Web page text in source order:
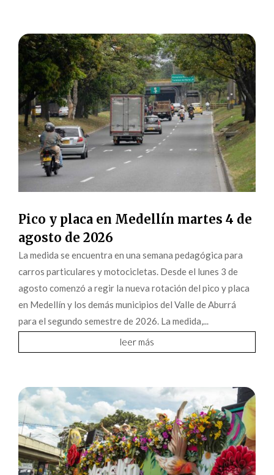
Pico y placa en Medellín martes 4 de
agosto de 2026
La medida se encuentra en una semana pedagógica para
carros particulares y motocicletas. Desde el lunes 3 de
agosto comenzó a regir la nueva rotación del pico y placa
en Medellín y los demás municipios del Valle de Aburrá
para el segundo semestre de 2026. La medida,...
leer más